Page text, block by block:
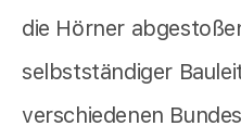
die Hörner
selbstständiger
verschiedenen